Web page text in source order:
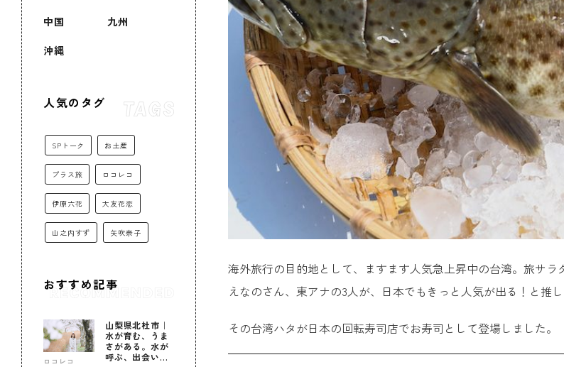
中国 九州
沖縄
人気のタグ
SPトーク お土産
プラス旅 ロコレコ
伊原六花 大友花恋
山之内すず 矢吹奈子
おすすめ記事
ロコレコ
山梨県北杜市｜
水が育む、うま
さがある。水が
呼ぶ、出会いが
海外旅行の目的地として、ますます人気急上昇中の台湾。旅サ
えなのさん、東アナの3人が、日本でもきっと人気が出る！と推
その台湾ハタが日本の回転寿司店でお寿司として登場しました。